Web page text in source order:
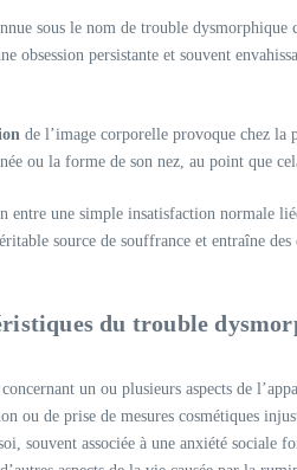
sous le nom de trouble
obsession persistante et souvent
de l’image corporelle provoque chez la
ou la forme de son nez, au point que
une simple insatisfaction normale
source de souffrance et entraîne
du trouble
un ou plusieurs aspects de
ou de prise de mesures cosmétiques
souvent associée à une anxiété sociale